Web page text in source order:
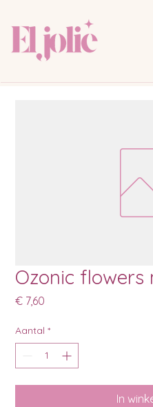
Ozonic flowers
€ 7,60
Aantal *
In